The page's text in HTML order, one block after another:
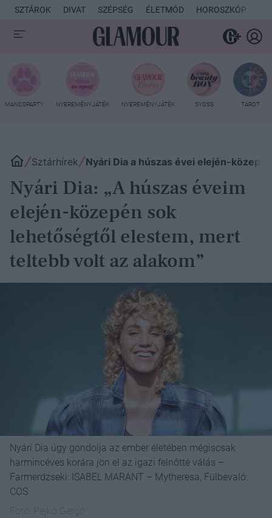
SZTÁROK DIVAT SZÉPSÉG ÉLETMÓD HOROSZKÓP
MANCSPARTY NYEREMÉNYJÁTÉK NYEREMÉNYJÁTÉK SYOSS TAROT
Sztárhírek Nyári Dia a húszas évei elején-
Nyári Dia: „A húszas éveim
elején-közepén sok
lehetőségtől elestem, mert
teltebb volt az alakom”
Nyári Dia úgy gondolja az ember életében mégiscsak
harmincéves korára jön el az igazi felnőtté válás –
Farmerdzseki: ISABEL MARANT – Mytheresa, Fülbevaló:
COS